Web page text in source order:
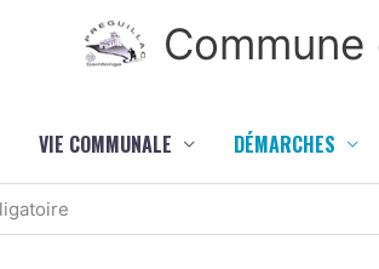
VIE COMMUNALE DÉMARCHES